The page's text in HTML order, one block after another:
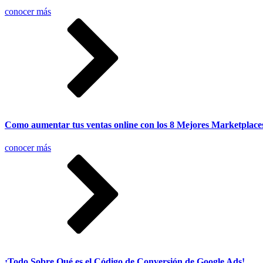
conocer más
Como aumentar tus ventas online con los 8 Mejores
conocer más